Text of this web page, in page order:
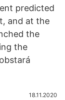
predicted
and at the
the
the
18.11.2020